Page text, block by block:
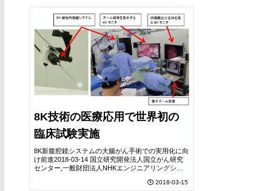
8K技術の医療応用で世界初の
臨床試験実施
8K新腹腔鏡システムの大腸がん手術での実用化に向
け前進2018-03-14 国立研究開発法人国立がん研究
センター,一般財団法人NHKエンジニアリングシス
研究所国立研究開発法人国立がん研究セン...2018-03-15